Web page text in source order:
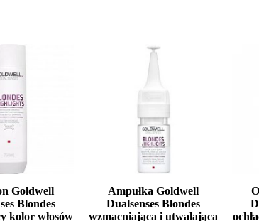
Goldwell
Blondes
kolor włosów
Ampułka Goldwell
Dualsenses Blondes
wzmacniająca i utwalająca